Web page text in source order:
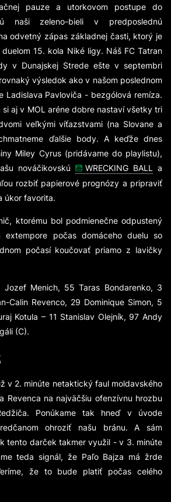
pauze a utorkovom postupe do
naši zeleno-bieli v predposlednú
odvetný zápas základnej časti, ktorý je
15. kola Niké ligy. Náš FC Tatran
v Dunajskej Strede ešte v septembri
výsledok ako v našom poslednom
Ladislava Pavloviča - bezgólová remíza.
si aj v MOL aréne dobre nastaví všetky tri
veľkými víťazstvami (na Slovane a
ďalšie body. A keďže dnes
Miley Cyrus (pridávame do playlistu),
nováčikovskú
WRECKING BALL a
rozbiť papierové prognózy a pripraviť
úkor favorita.
ktorému bol podmienečne odpustený
počas domáceho duelu so
počasí koučovať priamo z lavičky
Menich, 55 Taras Bondarenko, 3
Calin Revenco, 29 Dominique Simon, 5
Kotula – 11 Stanislav Olejník, 97 Andy
(C).
v 2. minúte netaktický faul moldavského
Revenca na najväčšiu ofenzívnu hrozbu
Ponúkame tak hneď v úvode
ohroziť našu bránu. A sám
tento darček takmer využil - v 3. minúte
teda signál, že Paľo Bajza má žrde
že to bude platiť počas celého